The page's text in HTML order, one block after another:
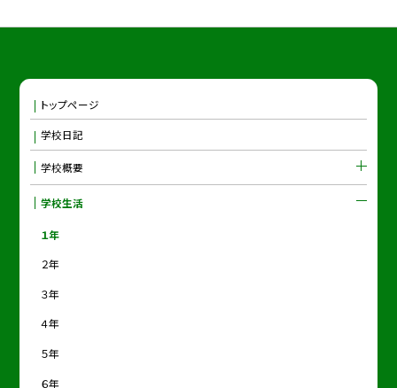
トップページ
学校日記
学校概要
学校生活
１年
２年
３年
４年
５年
６年